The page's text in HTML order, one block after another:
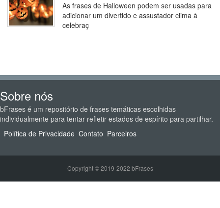
As frases de Halloween podem ser usadas para
adicionar um divertido e assustador clima à
celebraç
Sobre nós
bFrases é um repositório de frases temáticas escolhidas
individualmente para tentar refletir estados de espírito para partilhar.
Política de Privacidade Contato Parceiros
Copyright © 2019-2022 bFrases